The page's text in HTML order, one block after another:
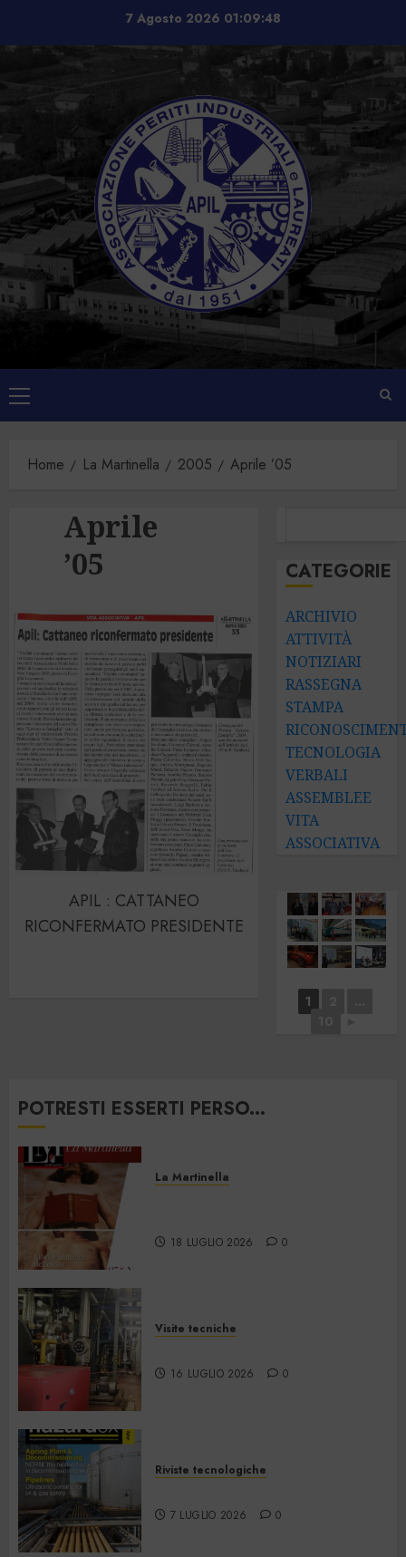
contenuto
7 Agosto 2026 01:09:48
Menu
principale
Home La Martinella 2005 Aprile ’05
Aprile
’05
APIL : CATTANEO
RICONFERMATO PRESIDENTE
CATEGORIE
ARCHIVIO
ATTIVITÀ
NOTIZIARI
RASSEGNA
STAMPA
TECNOLOGIA
VERBALI
ASSEMBLEE
VITA
ASSOCIATIVA
1
POTRESTI ESSERTI PERSO...
La Martinella
18 LUGLIO 2026 0
Visite tecniche
16 LUGLIO 2026 0
Riviste tecnologiche
7 LUGLIO 2026 0